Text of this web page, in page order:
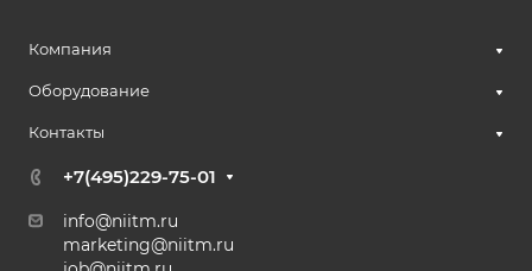
Компания
Оборудование
Контакты
+7(495)229-75-01
info@niitm.ru
marketing@niitm.ru